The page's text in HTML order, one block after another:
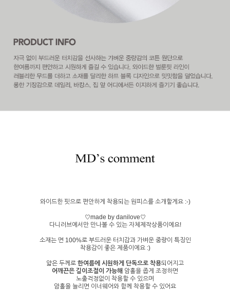
와이드한 핏으로 편안하게 착용되는 원피스를 소개할게요 :-)
♡made by danilove♡
다니러브에서만 만나볼 수 있는 자체제작상품이에요!
소재는 면 100%로 부드러운 터치감과 가벼운 중량이 특징인
착용감이 좋은 제품이에요 :)
얇은 두께로 한여름에 시원하게 단독으로 착용되어지고
어깨끈은 길이조절이 가능해 암홀을 좁게 조정하면
노출걱정없이 착용할 수 있으며
암홀을 늘리면 이너웨어와 함께 착용할 수 있어요